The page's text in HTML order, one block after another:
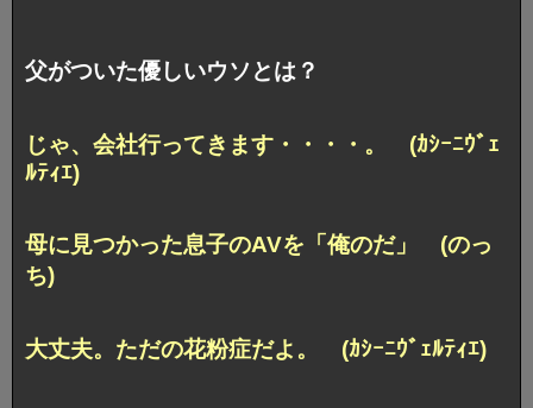
父がついた優しいウソとは？
じゃ、会社行ってきます・・・・。 (ｶｼｰﾆｳﾞｪ
ﾙﾃｨｴ)
母に見つかった息子のAVを「俺のだ」 (のっ
ち)
大丈夫。ただの花粉症だよ。 (ｶｼｰﾆｳﾞｪﾙﾃｨｴ)